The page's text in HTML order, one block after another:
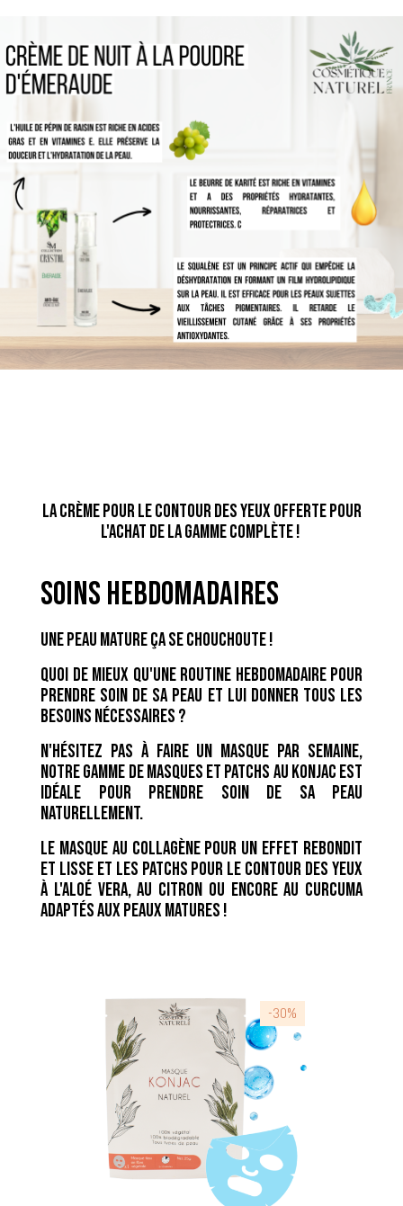
la crème pour le contour des yeux offerte pour
l'achat de la gamme complète !
soins hebdomadaires
Une peau mature ça se chouchoute !
Quoi de mieux qu'une routine hebdomadaire pour
prendre soin de sa peau et lui donner tous les
besoins nécessaires ?
N'hésitez pas à faire un masque par semaine,
notre gamme de masques et patchs au konjac est
idéale pour prendre soin de sa peau
naturellement.
Le masque au collagène pour un effet rebondit
et lisse et les patchs pour le contour des yeux
à l'aloé vera, au citron ou encore au curcuma
adaptés aux peaux matures !
-30%